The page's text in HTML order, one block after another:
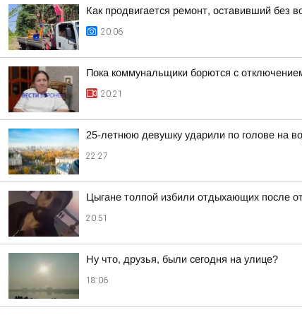
Как продвигается ремонт, оставивший без
20:06
Пока коммунальщики борются с
20:21
25-летнюю девушку ударили по голове на
22:27
Цыгане толпой избили отдыхающих после
20:51
Ну что, друзья, были сегодня на улице?
18:06